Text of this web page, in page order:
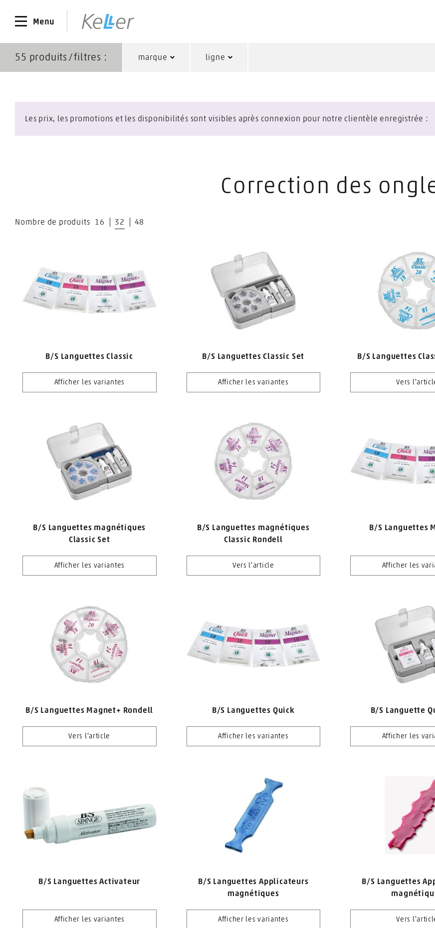
Menu
55 produits ∕ filtres : marque ligne
Les prix, les promotions et les disponibilités sont visibles après connexion pour notre clientèle enregistrée :
Correction des
Nombre de produits 16 32 48
B/S Languettes Classic
Afficher les variantes
B/S Languettes Classic Set
Afficher les variantes
B/S Languettes
Vers
B/S Languettes magnétiques
Classic Set
Afficher les variantes
B/S Languettes magnétiques
Classic Rondell
Vers l'article
B/S Languettes
Afficher les
B/S Languettes Magnet+ Rondell
Vers l'article
B/S Languettes Quick
Afficher les variantes
B/S Languette
Afficher les
B/S Languettes Activateur
Afficher les variantes
B/S Languettes Applicateurs
magnétiques
Afficher les variantes
B/S Languettes
Vers